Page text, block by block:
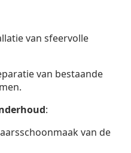
van sfeervolle
van bestaande
:
van de